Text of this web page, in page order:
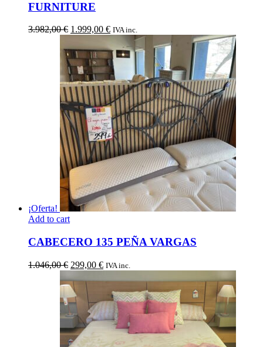
FURNITURE
3.982,00€ El
original
era:
3.982,00 €.
1.999,00 €El
precio
actual
es:
1.999,00 €.
IVA inc.
¡Oferta!
Add to cart
CABECERO 135 PEÑA VARGAS
1.046,00€ El
original
era:
1.046,00 €.
299,00 €El
es:
299,00 €.
IVA inc.